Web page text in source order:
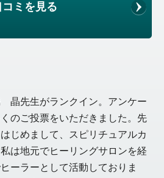
コミを見る
先生がランクイン。アンケー
のご投票をいただきました。先
じめまして、スピリチュアルカ
は地元でヒーリングサロンを経
ーラーとして活動しておりま